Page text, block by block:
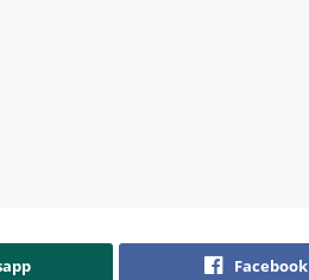
Facebook